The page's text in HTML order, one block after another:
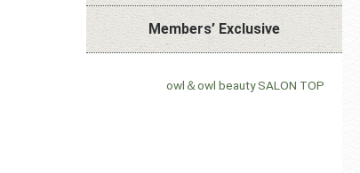
季節のおすすめ
OWAY おすすめスタイリングアイ
テム
サービス＆キャンペーン
Members’ Exclusive
owl＆owl beauty SALON TOP